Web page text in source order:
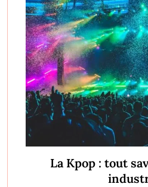
La Kpop : tout